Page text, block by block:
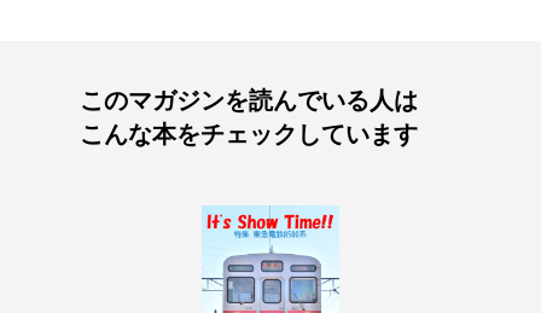
このマガジンを読んでいる人は
こんな本をチェックしています